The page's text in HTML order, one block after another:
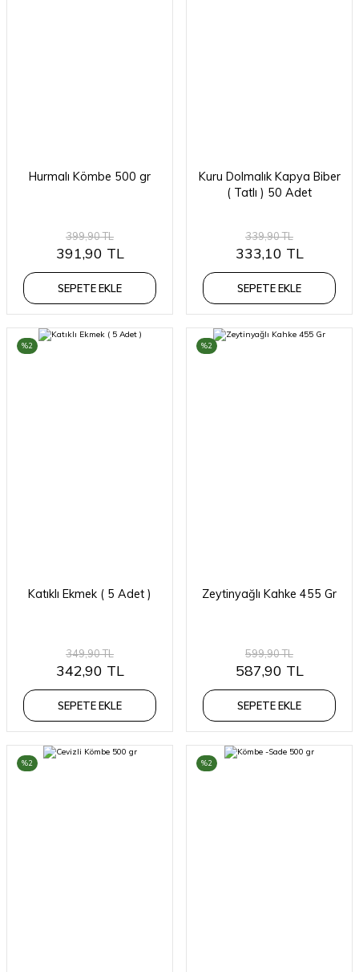
Hurmalı Kömbe 500 gr
399,90 TL
391,90 TL
SEPETE EKLE
Kuru Dolmalık Kapya Biber
( Tatlı ) 50 Adet
339,90 TL
333,10 TL
SEPETE EKLE
%2
Katıklı Ekmek ( 5 Adet )
349,90 TL
342,90 TL
SEPETE EKLE
%2
Zeytinyağlı Kahke 455 Gr
599,90 TL
587,90 TL
SEPETE EKLE
%2 %2